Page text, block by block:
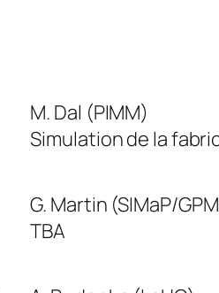
M. Dal (PIMM)
Simulation de la
G. Martin (SIMaP/
TBA